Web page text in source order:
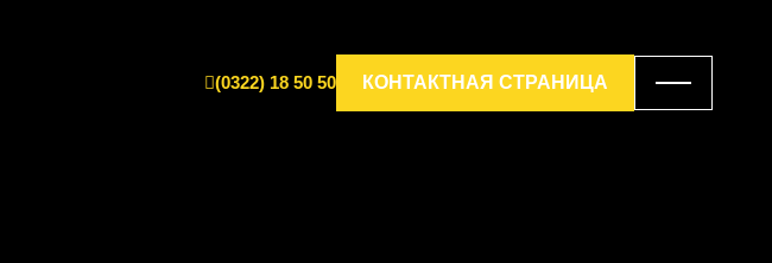
(0322) 18 50 50 КОНТАКТНАЯ СТРАНИЦА